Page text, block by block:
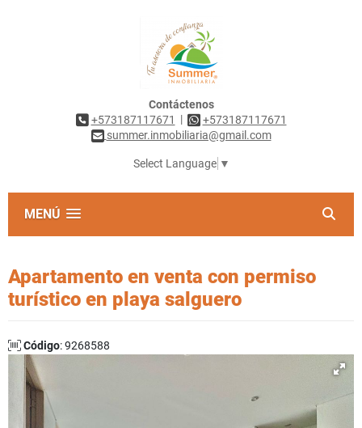
Contáctenos
+573187117671
|
+573187117671
summer.inmobiliaria@gmail.com
Select Language ▼
MENÚ
Apartamento en venta con permiso
turístico en playa salguero
Código: 9268588